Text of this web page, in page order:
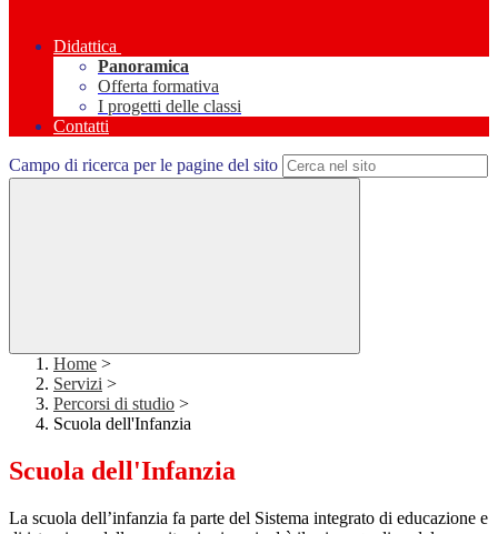
Didattica
Panoramica
Offerta formativa
I progetti delle classi
Contatti
Campo di ricerca per le pagine del sito
Home >
Servizi >
Percorsi di studio >
Scuola dell'Infanzia
Scuola dell'Infanzia
La scuola dell’infanzia fa parte del Sistema integrato di educazione e